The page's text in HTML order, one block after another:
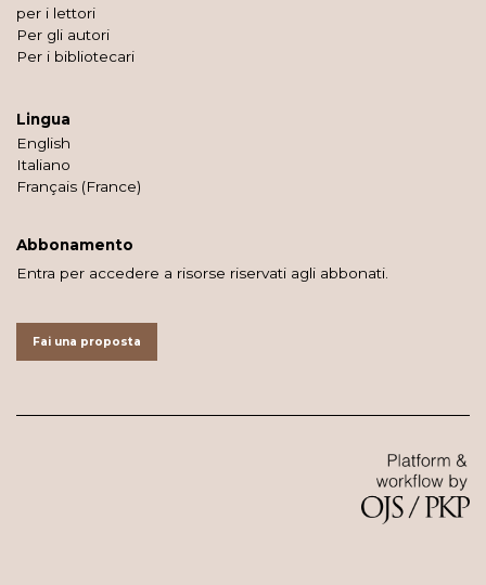
per i lettori
Per gli autori
Per i bibliotecari
Lingua
English
Italiano
Français (France)
Abbonamento
Entra per accedere a risorse riservati agli abbonati.
Fai una proposta